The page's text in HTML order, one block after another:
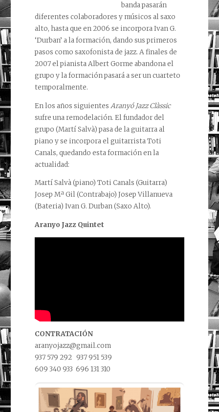
banda pasarán
diferentes colaboradores y músicos al saxo
alto, hasta que en 2006 se incorpora Ivan G.
‘Durban’ a la formación, dando sus primeros
pasos como saxofonista de jazz. A finales de
2007 el pianista Albert Gorme abandona el
grupo y la formación pasará a ser un cuarteto
temporalmente.
En los años siguientes Aranyó Jazz Clàssic
sufre una remodelación. El fundador del
grupo (Martí Salvà) pasa de la guitarra al
piano y se incorpora el guitarrista Toti
Canals, quedando esta formación en la
actualidad:
Martí Salvà (piano) Toti Canals (Guitarra)
Josep Mª Gil (Contrabajo) Josep Villanueva
(Bateria) Ivan G. Durban (Saxo Alto).
Aranyo Jazz Quintet
CONTRATACIÓN
aranyojazz@gmail.com
937 579 292 937 951 539
609 340 933 696 131 310